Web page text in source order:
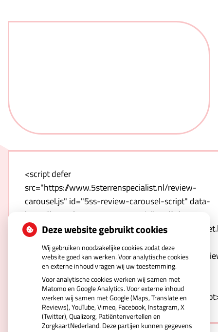
<script defer
src="https://www.5sterrenspecialist.nl/review-
carousel.js" id="5ss-review-carousel-script" data-
host="https://www.5sterrenspecialist.nl" data-
template="https://www.5sterrenspecialist.nl/
hash=qnwZULNO1T-
carousel&webshop-or-
regular=regular&orientation=portrait&logo-
color=blue&background=white&border=1"></
Deze website gebruikt cookies
Wij gebruiken noodzakelijke cookies zodat deze
website goed kan werken. Voor analytische cookies
en externe inhoud vragen wij uw toestemming.
Voor analytische cookies werken wij samen met
Matomo en Google Analytics. Voor externe inhoud
werken wij samen met Google (Maps, Translate en
Reviews), YouTube, Vimeo, Facebook, Instagram, X
(Twitter), Qualizorg, Patiëntenvertellen en
ZorgkaartNederland. Deze partijen kunnen gegevens